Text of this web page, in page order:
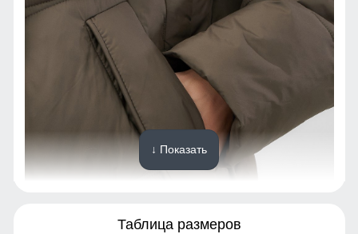
↓ Показать
Таблица размеров